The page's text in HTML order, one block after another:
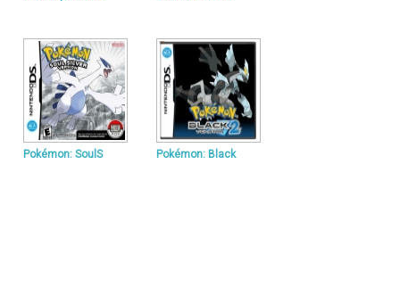
Pokémon: SoulS Pokémon: Black